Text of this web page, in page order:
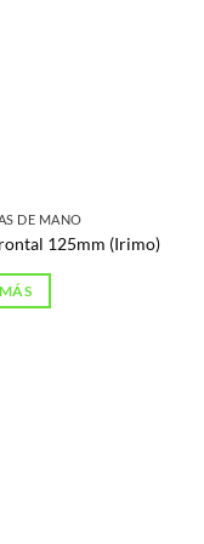
DE MANO
125mm (Irimo)